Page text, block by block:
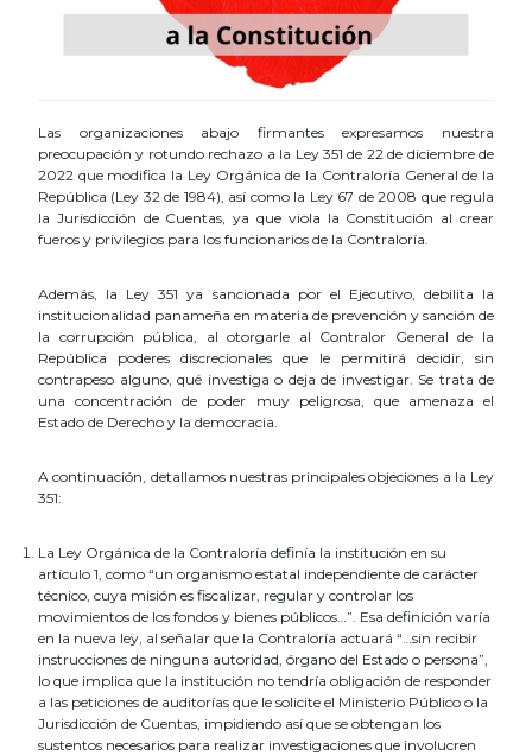
Las organizaciones abajo firmantes expresamos nuestra
preocupación y rotundo rechazo a la Ley 351 de 22 de diciembre de
2022 que modifica la Ley Orgánica de la Contraloría General de la
República (Ley 32 de 1984), así como la Ley 67 de 2008 que regula
la Jurisdicción de Cuentas, ya que viola la Constitución al crear
fueros y privilegios para los funcionarios de la Contraloría.
Además, la Ley 351 ya sancionada por el Ejecutivo, debilita la
institucionalidad panameña en materia de prevención y sanción de
la corrupción pública, al otorgarle al Contralor General de la
República poderes discrecionales que le permitirá decidir, sin
contrapeso alguno, qué investiga o deja de investigar. Se trata de
una concentración de poder muy peligrosa, que amenaza el
Estado de Derecho y la democracia.
A continuación, detallamos nuestras principales objeciones a la Ley
351:
La Ley Orgánica de la Contraloría definía la institución en su
artículo 1, como “un organismo estatal independiente de carácter
técnico, cuya misión es fiscalizar, regular y controlar los
movimientos de los fondos y bienes públicos…”. Esa definición varía
en la nueva ley, al señalar que la Contraloría actuará “…sin recibir
instrucciones de ninguna autoridad, órgano del Estado o persona”,
lo que implica que la institución no tendría obligación de responder
a las peticiones de auditorías que le solicite el Ministerio Público o la
Jurisdicción de Cuentas, impidiendo así que se obtengan los
sustentos necesarios para realizar investigaciones que involucren